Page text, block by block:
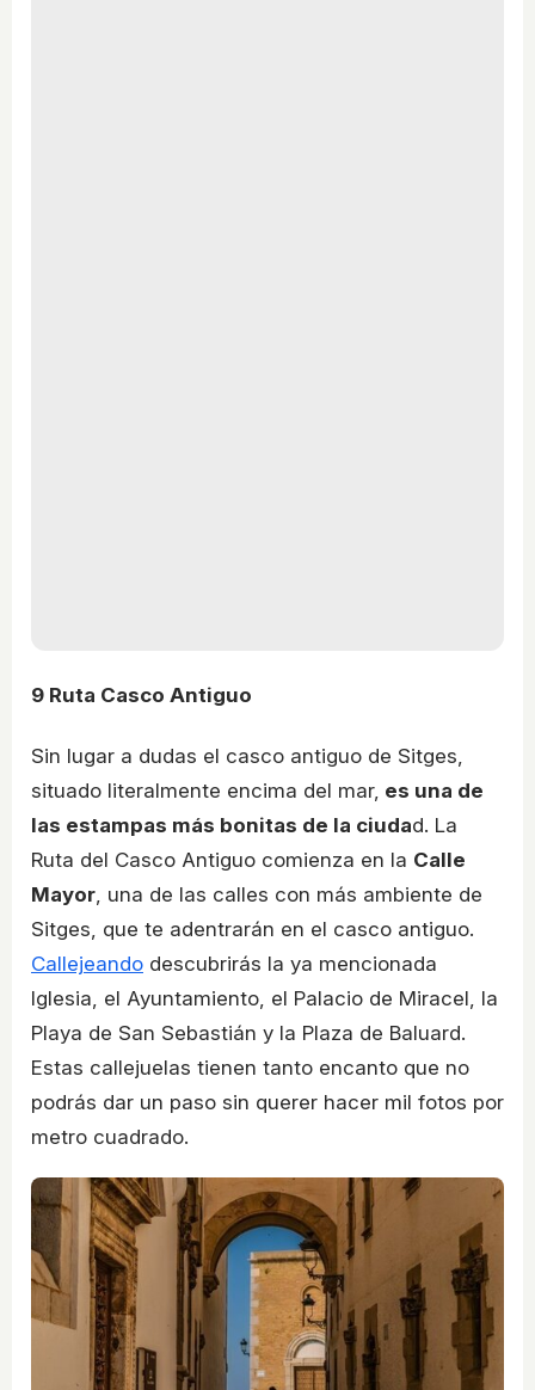
9 Ruta Casco Antiguo
Sin lugar a dudas el casco antiguo de Sitges,
situado literalmente encima del mar, es una de
las estampas más bonitas de la ciudad. La
Ruta del Casco Antiguo comienza en la Calle
Mayor, una de las calles con más ambiente de
Sitges, que te adentrarán en el casco antiguo.
Callejeando descubrirás la ya mencionada
Iglesia, el Ayuntamiento, el Palacio de Miracel, la
Playa de San Sebastián y la Plaza de Baluard.
Estas callejuelas tienen tanto encanto que no
podrás dar un paso sin querer hacer mil fotos por
metro cuadrado.